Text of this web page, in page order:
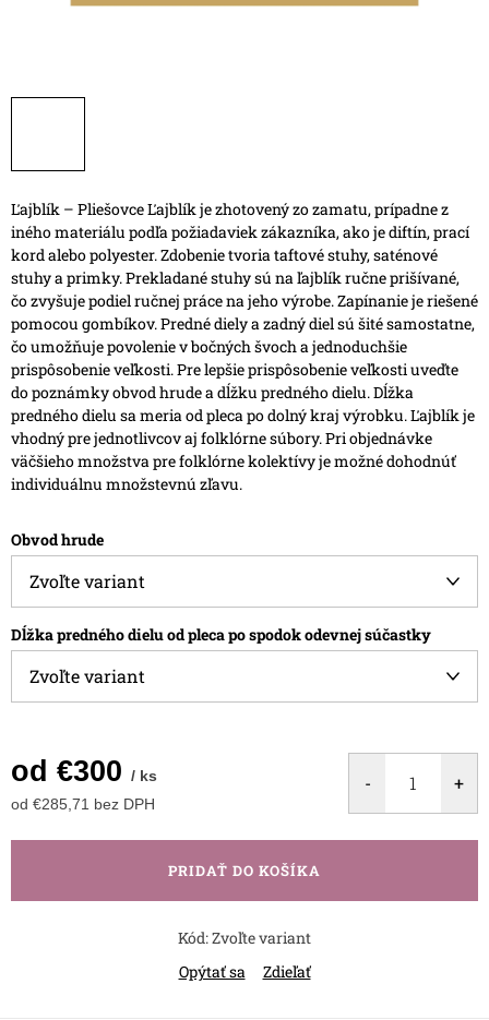
Ľajblík – PliešovceĽajblík je zhotovený zo zamatu, prípadne z
iného materiálu podľa požiadaviek zákazníka, ako je diftín, prací
kord alebo polyester.Zdobenie tvoria taftové stuhy, saténové
stuhy a primky. Prekladané stuhy sú na ľajblík ručne prišívané,
čo zvyšuje podiel ručnej práce na jeho výrobe.Zapínanie je riešené
pomocou gombíkov. Predné diely a zadný diel sú šité samostatne,
čo umožňuje povolenie v bočných švoch a jednoduchšie
prispôsobenie veľkosti.Pre lepšie prispôsobenie veľkosti uveďte
do poznámky obvod hrude a dĺžku predného dielu. Dĺžka
predného dielu sa meria od pleca po dolný kraj výrobku.Ľajblík je
vhodný pre jednotlivcov aj folklórne súbory. Pri objednávke
väčšieho množstva pre folklórne kolektívy je možné dohodnúť
individuálnu množstevnú zľavu.
Obvod hrude
Dĺžka predného dielu od pleca po spodok odevnej súčastky
od €300 / ks
od €285,71 bez DPH
cena:
PRIDAŤ DO KOŠÍKA
Kód:Zvoľte variant
Opýtať sa
Zdieľať